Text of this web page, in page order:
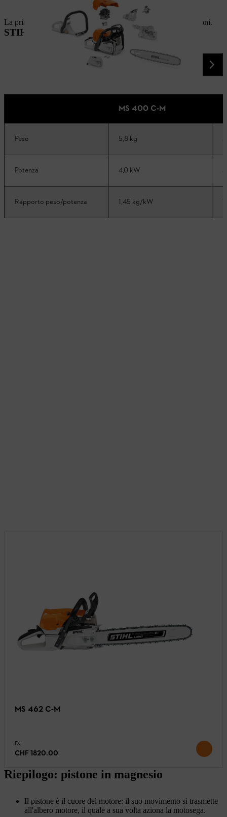
La prima motosega al mondo con una nuova tecnologia a pistoni.
STIHL MS 400 C-M a confronto
MS 400 C-M
Peso 5,8 kg
Potenza 4,0 kW
Rapporto peso/potenza 1,45 kg/kW
MS 462 C-M
Da
CHF 1820.00
Riepilogo: pistone in magnesio
Il pistone è il cuore del motore: il suo movimento si trasmette
all'albero motore, il quale a sua volta aziona la motosega.